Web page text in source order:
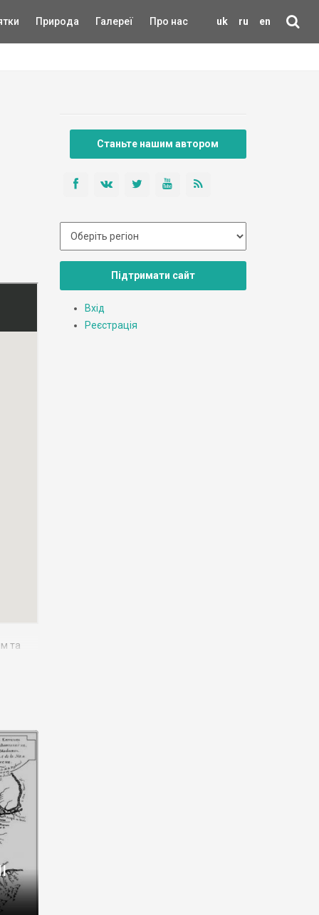
uk ru en
Природа Галереї Про нас
та
Станьте нашим автором
Підтримати сайт
Вхід
Реєстрація